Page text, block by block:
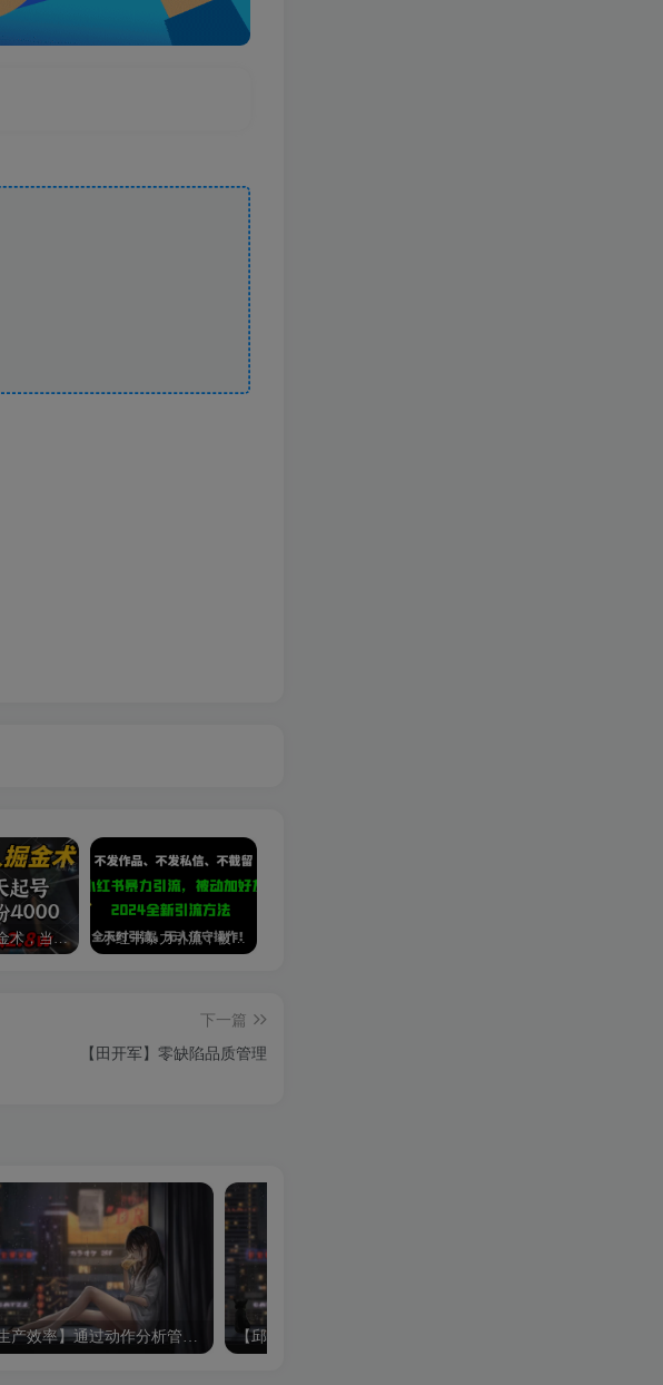
天选之人掘金术，当天起号，7条作品涨粉4000+，单月变现2.8w天选之人掘… 小红书暴力引流，被动加好友，日＋500精准粉，不发作品，不截流，不发私信
下一篇
【田开军】零缺陷品质管理
【生产效率】通过动作分析管理减少生产损耗